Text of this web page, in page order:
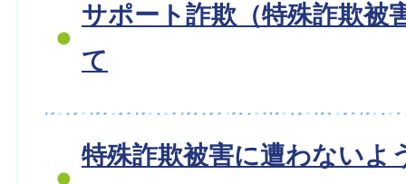
サポート詐欺（特殊詐欺被
て
特殊詐欺被害に遭わないよ